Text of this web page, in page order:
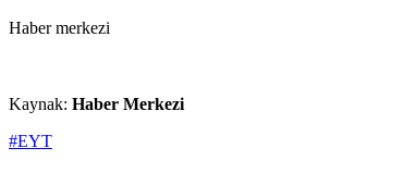
Haber merkezi
Kaynak: Haber Merkezi
#EYT